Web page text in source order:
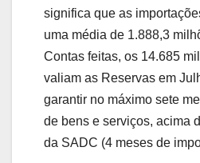
significa que as
uma média de 1.888,3
Contas feitas, os 14.685
valiam as Reservas em
garantir no máximo sete
de bens e serviços, acima
da SADC (4 meses de